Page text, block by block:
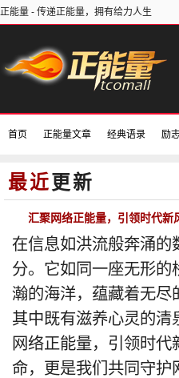
正能量 - 传递正能量，拥有给力人生
首页 正能量文章 经典语录 励
正能量电影 好书推荐
最近更新
汇聚网络正能量，引领时代新
在信息如洪流般奔涌
分。它如同一座无形
瀚的海洋，蕴藏着无尽
其中既有滋养心灵的清
网络正能量，引领时
命，更是我们共同守